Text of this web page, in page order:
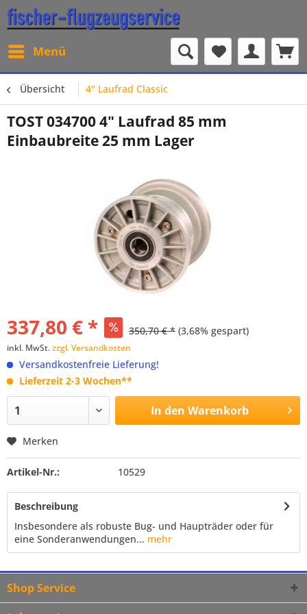
Menü
Übersicht 4" Laufrad Classic
TOST 034700 4" Laufrad 85 mm
Einbaubreite 25 mm Lager
337,80 € * 350,70 € * (3,68% gespart)
inkl. MwSt.zzgl. Versandkosten
Versandkostenfreie Lieferung!
Lieferzeit 2-3 Wochen**
In den Warenkorb
Merken
Artikel-Nr.: 10529
Beschreibung
Insbesondere als robuste Bug- und Haupträder oder für
eine Sonderanwendungen... mehr
Shop Service